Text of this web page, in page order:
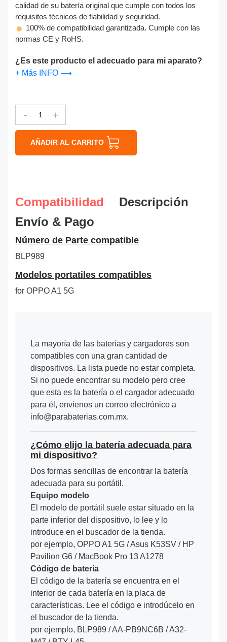
calidad de su batería original que cumple con todos los
requisitos técnicos de fiabilidad y seguridad.
100% de compatibilidad garantizada. Cumple con las
normas CE y RoHS.
¿Es este producto el adecuado para mi aparato?
+ Más INFO ⟶
- +
AÑADIR AL CARRITO
Compatibilidad
Descripción
Envío & Pago
Número de Parte compatible
BLP989
Modelos portatiles compatibles
for OPPO A1 5G
La mayoría de las baterías y cargadores son
compatibles con una gran cantidad de
dispositivos. La lista puede no estar completa.
Si no puede encontrar su modelo pero cree
que esta es la batería o el cargador adecuado
para él, envíenos un correo electrónico a
info@parabaterias.com.mx.
¿Cómo elijo la batería adecuada para
mi dispositivo?
Dos formas sencillas de encontrar la batería
adecuada para su portátil.
Equipo modelo
El modelo de portátil suele estar situado en la
parte inferior del dispositivo, lo lee y lo
introduce en el buscador de la tienda.
por ejemplo, OPPO A1 5G / Asus K53SV / HP
Pavilion G6 / MacBook Pro 13 A1278
Código de batería
El código de la batería se encuentra en el
interior de cada batería en la placa de
características. Lee el código e introdúcelo en
el buscador de la tienda.
por ejemplo, BLP989 / AA-PB9NC6B / A32-